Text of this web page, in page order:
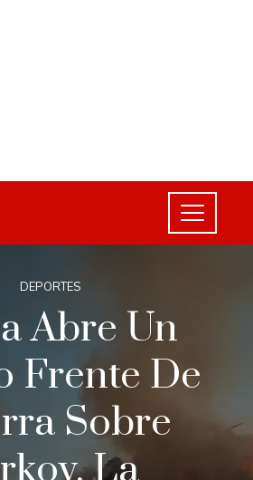
DEPORTES
Abre Un
Frente De
Sobre
La